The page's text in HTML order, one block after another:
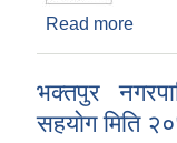
Read more
भक्तपुर
सहयाेग मिति